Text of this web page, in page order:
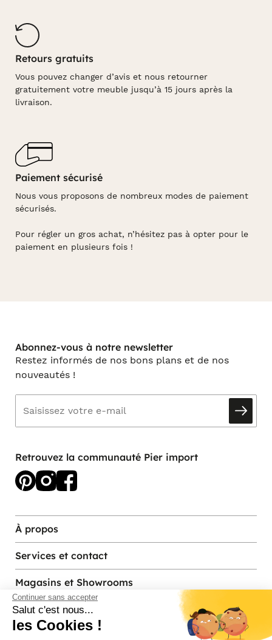
Continuer sans accepter
Salut c'est nous...
les Cookies !
Retours gratuits
Vous pouvez changer d’avis et nous retourner
gratuitement votre meuble jusqu’à 15 jours après la
livraison.
Paiement sécurisé
Nous vous proposons de nombreux modes de paiement
sécurisés.
Pour régler un gros achat, n’hésitez pas à opter pour le
paiement en plusieurs fois !
Abonnez-vous à notre newsletter
Restez informés de nos bons plans et de nos
nouveautés !
Retrouvez la communauté Pier import
À propos
Services et contact
Magasins et Showrooms
Modes de paiement acceptés